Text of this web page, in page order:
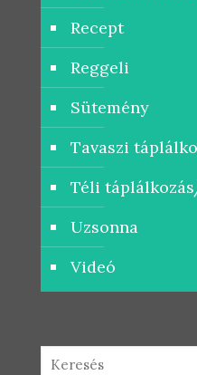
Recept
Reggeli
Sütemény
Tavaszi
Téli
Uzsonna
Videó